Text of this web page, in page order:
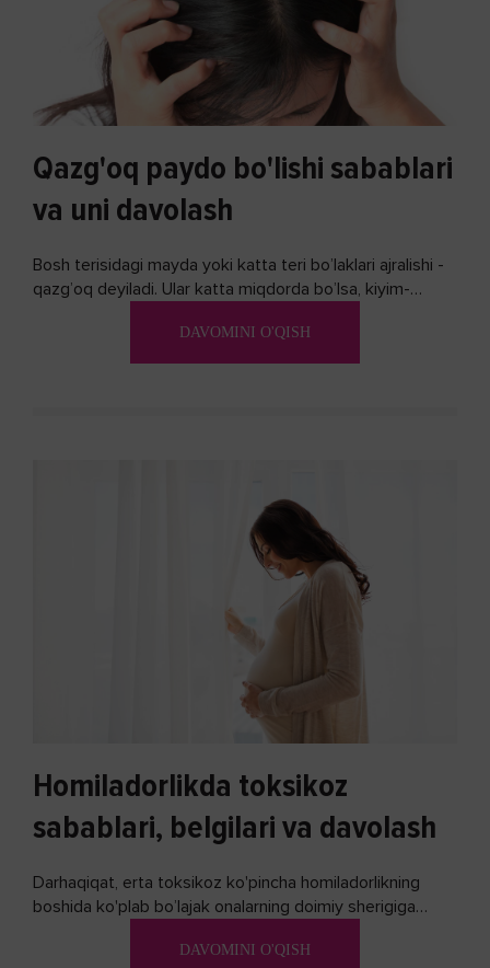
Qazg'oq paydo bo'lishi sabablari
va uni davolash
Bosh terisidagi mayda yoki katta teri bo’laklari ajralishi -
qazg’oq deyiladi. Ular katta miqdorda bo’lsa, kiyim-
DAVOMINI O'QISH
Homiladorlikda toksikoz
sabablari, belgilari va davolash
Darhaqiqat, erta toksikoz ko'pincha homiladorlikning
boshida ko'plab bo’lajak onalarning doimiy sherigiga
biron bir usuli bormi?DAVOMINI O'QISH